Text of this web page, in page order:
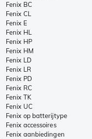
Fenix BC
Fenix CL
Fenix E
Fenix HL
Fenix HP
Fenix HM
Fenix LD
Fenix LR
Fenix PD
Fenix RC
Fenix TK
Fenix UC
Fenix op batterijtype
Fenix accessoires
Fenix aanbiedingen